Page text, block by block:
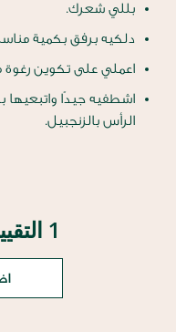
بللي شعرك.
دلكيه برفق بكمية
اعملي على تكوين رغوة
اشطفيه جيدًا واتبعيها
الرأس بالزنجبيل.
1 التقييمات والآراء